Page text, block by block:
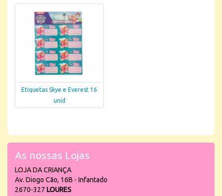
Etiquetas Skye e Everest 16
unid
As nossas Lojas
LOJA DA CRIANÇA
Av. Diogo Cão, 16B - Infantado
2670-327 LOURES